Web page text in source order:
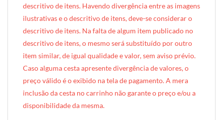
descritivo de itens. Havendo divergência entre as imagens
ilustrativas e o descritivo de itens, deve-se considerar o
descritivo de itens. Na falta de algum item publicado no
descritivo de itens, o mesmo será substituído por outro
item similar, de igual qualidade e valor, sem aviso prévio.
Caso alguma cesta apresente divergência de valores, o
preço válido é o exibido na tela de pagamento. A mera
inclusão da cesta no carrinho não garante o preço e/ou a
disponibilidade da mesma.